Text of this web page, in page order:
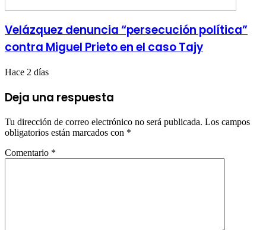
Velázquez denuncia “persecución política”
contra Miguel Prieto en el caso Tajy
Hace 2 días
Deja una respuesta
Tu dirección de correo electrónico no será publicada. Los campos
obligatorios están marcados con *
Comentario *